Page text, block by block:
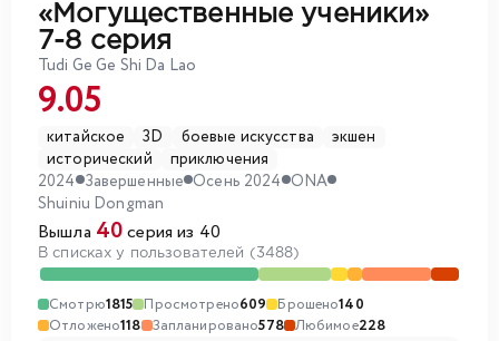
«Могущественные ученики»
7-8 серия
Tudi Ge Ge Shi Da Lao
9.05
китайское 3D боевые искусства
экшен
исторический
приключения
2024 Завершенные Осень 2024 ONA
Shuiniu Dongman
Вышла 40серия из 40
В списках у пользователей (3488)
Смотрю1815 Просмотрено609 Брошено140
Отложено118 Запланировано578 Любимое228